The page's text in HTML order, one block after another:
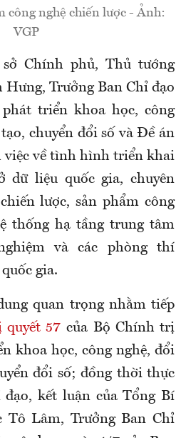
công nghệ chiến lược - Ảnh:
VGP
Chính phủ, Thủ tướng
Trưởng Ban Chỉ đạo
triển khoa học, công
chuyển đổi số và Đề án
việc về tình hình triển khai
dữ liệu quốc gia, chuyên
lược, sản phẩm công
thống hạ tầng trung tâm
và các phòng thí
gia.
quan trọng nhằm tiếp
quyết 57 của Bộ Chính trị
khoa học, công nghệ, đổi
đổi số; đồng thời thực
kết luận của Tổng Bí
Tô Lâm, Trưởng Ban Chỉ